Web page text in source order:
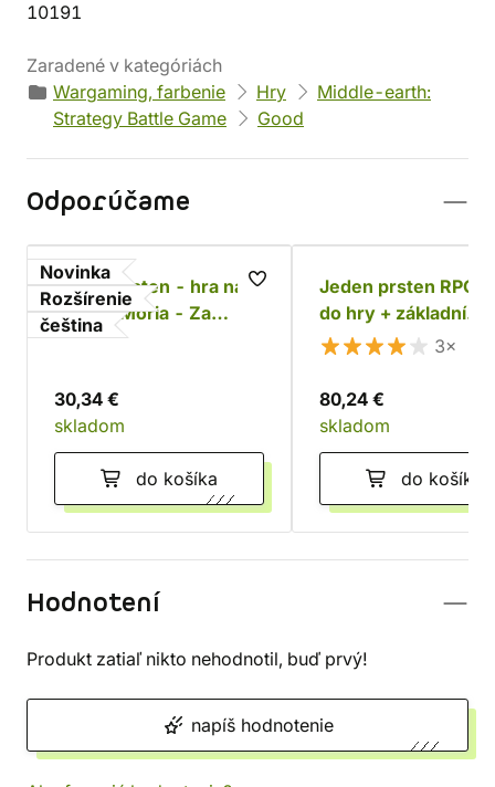
10191
Zaradené v kategóriách
Wargaming, farbenie
Hry
Middle-earth:
Strategy Battle Game
Good
Odporúčame
Novinka
Rozšírenie
čeština
Jeden prsten - hra na
hrdiny: Moria - Za
Durinovými dveřmi
30,34 €
skladom
do košíka
Jeden prsten RPG:
do hry + základní
příručka
3×
80,24 €
skladom
do košíka
Hodnotení
Produkt zatiaľ nikto nehodnotil, buď prvý!
napíš hodnotenie